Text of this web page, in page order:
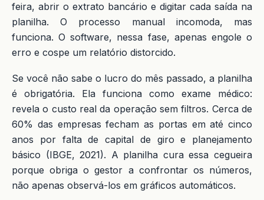
feira, abrir o extrato bancário e digitar cada saída na
planilha. O processo manual incomoda, mas
funciona. O software, nessa fase, apenas engole o
erro e cospe um relatório distorcido.
Se você não sabe o lucro do mês passado, a planilha
é obrigatória. Ela funciona como exame médico:
revela o custo real da operação sem filtros. Cerca de
60% das empresas fecham as portas em até cinco
anos por falta de capital de giro e planejamento
básico (IBGE, 2021). A planilha cura essa cegueira
porque obriga o gestor a confrontar os números,
não apenas observá-los em gráficos automáticos.